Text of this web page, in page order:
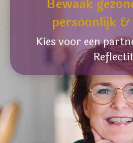
Bewaak
persoonlijk &
Kies voor een